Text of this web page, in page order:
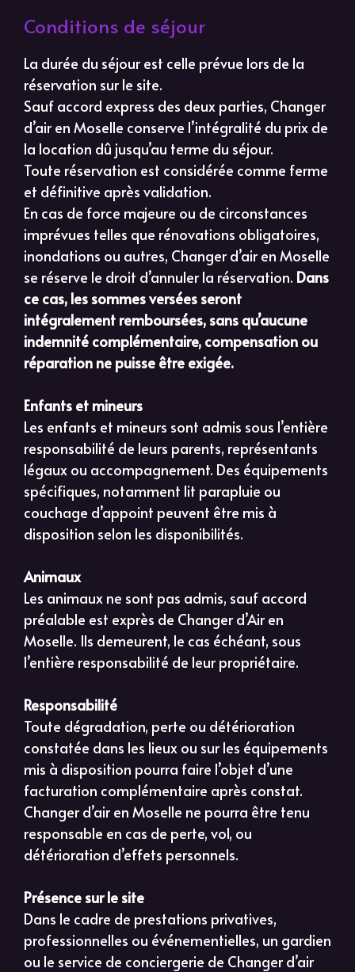
Conditions de séjour
La durée du séjour est celle prévue lors de la
réservation sur le site.
Sauf accord express des deux parties, Changer
d’air en Moselle conserve l’intégralité du prix de
la location dû jusqu’au terme du séjour.
Toute réservation est considérée comme ferme
et définitive après validation.
En cas de force majeure ou de circonstances
imprévues telles que rénovations obligatoires,
inondations ou autres, Changer d’air en Moselle
se réserve le droit d’annuler la réservation. Dans
ce cas, les sommes versées seront
intégralement remboursées, sans qu’aucune
indemnité complémentaire, compensation ou
réparation ne puisse être exigée.
Enfants et mineurs
Les enfants et mineurs sont admis sous l’entière
responsabilité de leurs parents, représentants
légaux ou accompagnement. Des équipements
spécifiques, notamment lit parapluie ou
couchage d’appoint peuvent être mis à
disposition selon les disponibilités.
Animaux
Les animaux ne sont pas admis, sauf accord
préalable est exprès de Changer d’Air en
Moselle. Ils demeurent, le cas échéant, sous
l’entière responsabilité de leur propriétaire.
Responsabilité
Toute dégradation, perte ou détérioration
constatée dans les lieux ou sur les équipements
mis à disposition pourra faire l’objet d’une
facturation complémentaire après constat.
Changer d’air en Moselle ne pourra être tenu
responsable en cas de perte, vol, ou
détérioration d’effets personnels.
Présence sur le site
Dans le cadre de prestations privatives,
professionnelles ou événementielles, un gardien
ou le service de conciergerie de Changer d’air